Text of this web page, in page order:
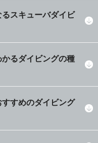
スキューバダイビ
るダイビングの種
すめのダイビング